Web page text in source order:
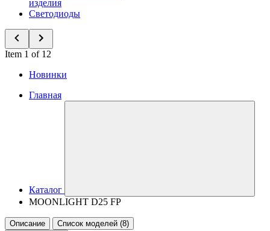
изделия
Светодиоды
Item 1 of 12
Новинки
Главная
Каталог
MOONLIGHT D25 FP
Описание
Список моделей (8)